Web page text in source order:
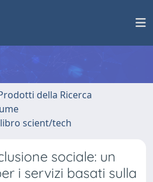
della Ricerca
scient/tech
sociale: un
i servizi basati sulla